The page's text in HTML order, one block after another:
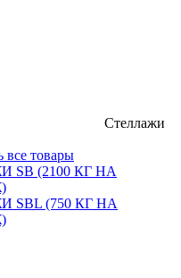
Стеллажи
все товары
SB (2100 КГ НА
SBL (750 КГ НА